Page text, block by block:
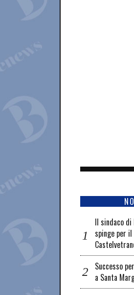
Il sindaco di
spinge per il
Successo
a Santa